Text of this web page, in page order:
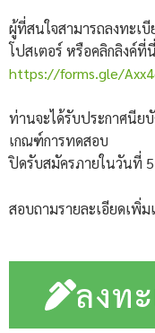
ผู้ที่สนใจสามารถลงทะเ
โปสเตอร์ หรือคลิกลิงค์ที่นี่
https://forms.gle/
ท่านจะได้รับประกาศนีย
เกณฑ์การทดสอบ
ปิดรับสมัครภายในวันที่
สอบถามรายละเอียดเพิ่
ลงท